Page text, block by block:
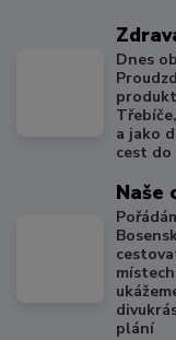
Dnes
a jako
cest do
Naše
plání